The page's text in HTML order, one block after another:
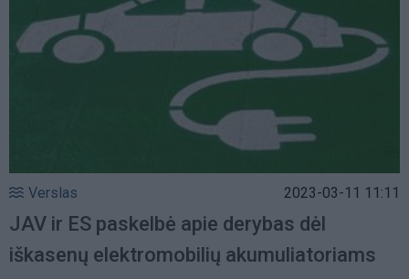
Verslas 2023-03-11 11:11
JAV ir ES paskelbė apie derybas dėl
iškasenų elektromobilių akumuliatoriams